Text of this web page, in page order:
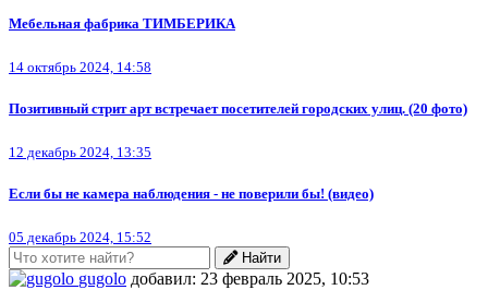
Мебельная фабрика ТИМБЕРИКА
14 октябрь 2024, 14:58
Позитивный стрит арт встречает посетителей городских улиц. (20 фото)
12 декабрь 2024, 13:35
Если бы не камера наблюдения - не поверили бы! (видео)
05 декабрь 2024, 15:52
Найти
gugolo добавил: 23 февраль 2025, 10:53